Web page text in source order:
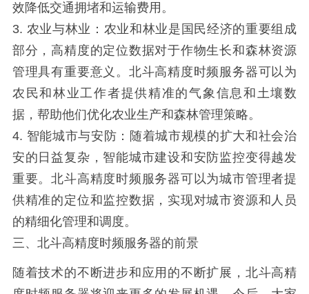
效降低交通拥堵和运输费用。
3. 农业与林业：农业和林业是国民经济的重要组成
部分，高精度的定位数据对于作物生长和森林资源
管理具有重要意义。北斗高精度时频服务器可以为
农民和林业工作者提供精准的气象信息和土壤数
据，帮助他们优化农业生产和森林管理策略。
4. 智能城市与安防：随着城市规模的扩大和社会治
安的日益复杂，智能城市建设和安防监控变得越发
重要。北斗高精度时频服务器可以为城市管理者提
供精准的定位和监控数据，实现对城市资源和人员
的精细化管理和调度。
三、北斗高精度时频服务器的前景
随着技术的不断进步和应用的不断扩展，北斗高精